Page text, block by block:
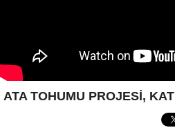
ATA TOHUMU PROJESİ,